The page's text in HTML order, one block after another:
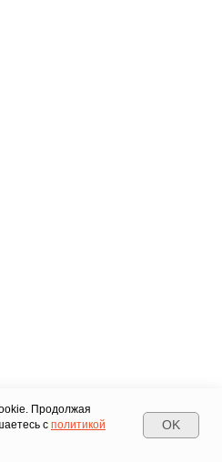
Продолжая
с политикой
OK